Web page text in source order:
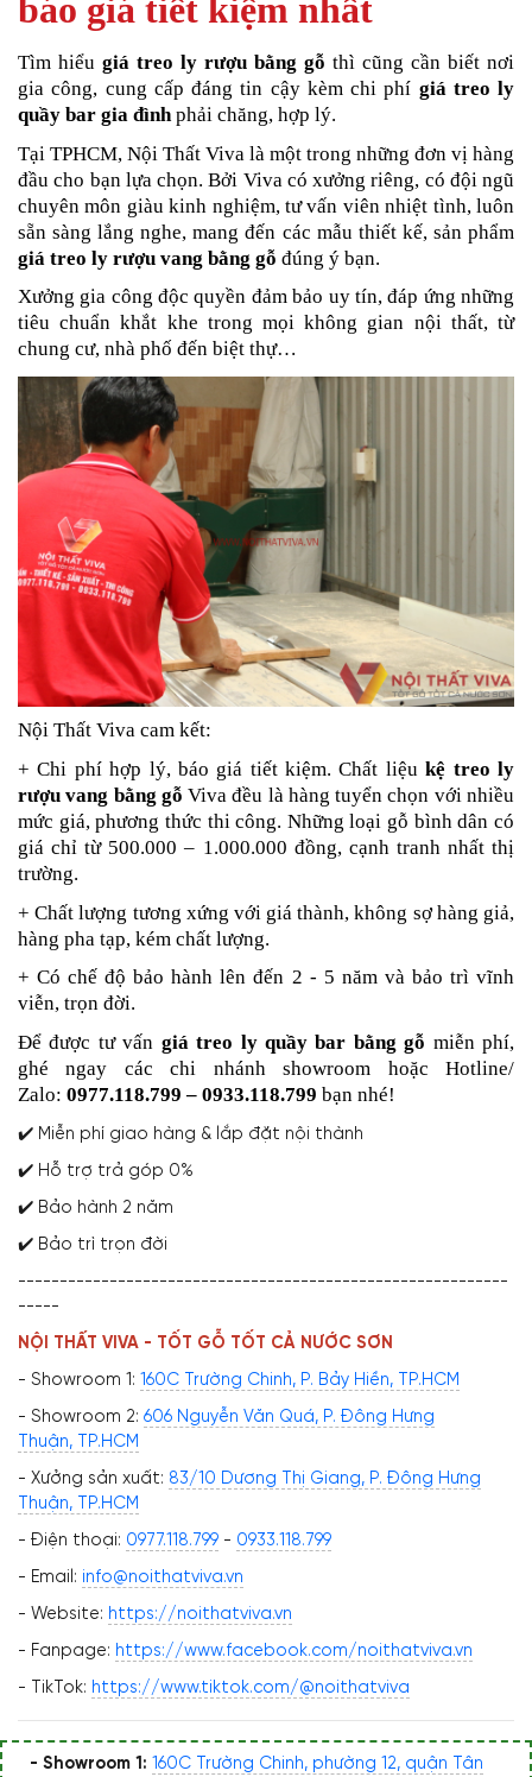
báo giá tiết kiệm nhất
Tìm hiểu giá treo ly rượu bằng gỗ thì cũng cần biết nơi
gia công, cung cấp đáng tin cậy kèm chi phí giá treo ly
quầy bar gia đìnhphải chăng, hợp lý.
Tại TPHCM, Nội Thất Viva là một trong những đơn vị hàng
đầu cho bạn lựa chọn. Bởi Viva có xưởng riêng, có đội ngũ
chuyên môn giàu kinh nghiệm, tư vấn viên nhiệt tình, luôn
sẵn sàng lắng nghe, mang đến các mẫu thiết kế, sản phẩm
giá treo ly rượu vang bằng gỗ đúng ý bạn.
Xưởng gia công độc quyền đảm bảo uy tín, đáp ứng những
tiêu chuẩn khắt khe trong mọi không gian nội thất, từ
chung cư, nhà phố đến biệt thự…
Nội Thất Viva cam kết:
+ Chi phí hợp lý, báo giá tiết kiệm. Chất liệukệ treo ly
rượu vang bằng gỗ Viva đều là hàng tuyển chọn với nhiều
mức giá, phương thức thi công. Những loại gỗ bình dân có
giá chỉ từ 500.000 – 1.000.000 đồng, cạnh tranh nhất thị
trường.
+ Chất lượng tương xứng với giá thành, không sợ hàng giả,
hàng pha tạp, kém chất lượng.
+ Có chế độ bảo hành lên đến 2 - 5 năm và bảo trì vĩnh
viễn, trọn đời.
Để được tư vấn giá treo ly quầy bar bằng gỗ miễn phí,
ghé ngay các chi nhánh showroom hoặc Hotline/
Zalo: 0977.118.799 – 0933.118.799 bạn nhé!
✔️ Miễn phí giao hàng & lắp đặt nội thành
✔️ Hỗ trợ trả góp 0%
✔️ Bảo hành 2 năm
✔️ Bảo trì trọn đời
-----------------------------------------------------------
-----
NỘI THẤT VIVA - TỐT GỖ TỐT CẢ NƯỚC SƠN
- Showroom 1: 160C Trường Chinh, P. Bảy Hiền, TP.HCM
- Showroom 2: 606 Nguyễn Văn Quá, P. Đông Hưng
Thuận, TP.HCM
- Xưởng sản xuất: 83/10 Dương Thị Giang, P. Đông Hưng
Thuận, TP.HCM
- Điện thoại: 0977.118.799 - 0933.118.799
- Email: info@noithatviva.vn
- Website: https://noithatviva.vn
- Fanpage: https://www.facebook.com/noithatviva.vn
- TikTok: https://www.tiktok.com/@noithatviva
- Showroom 1: 160C Trường Chinh, phường 12, quận Tân